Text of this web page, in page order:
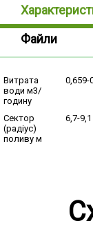
Файли
Витрата
води м3/
годину
0,659-
Сектор
(радіус)
поливу м
6,7-9,1